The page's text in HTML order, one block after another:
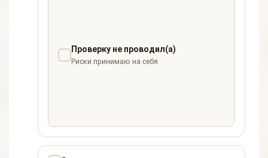
Проверку не проводил(а)
Риски принимаю на себя